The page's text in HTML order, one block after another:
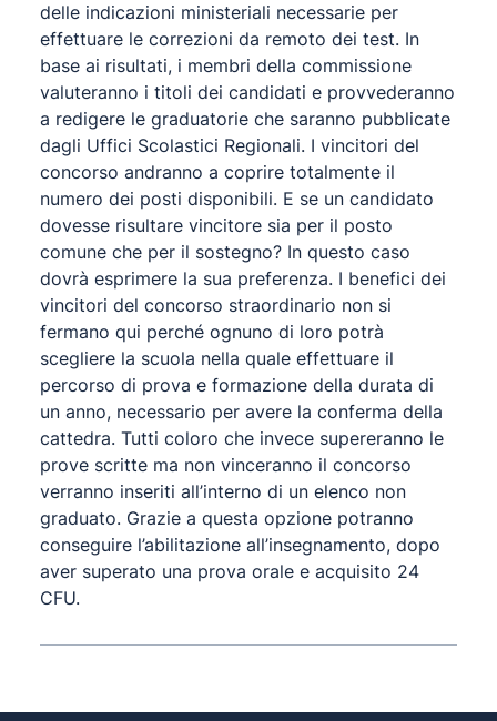
delle indicazioni ministeriali necessarie per
effettuare le correzioni da remoto dei test. In
base ai risultati, i membri della commissione
valuteranno i titoli dei candidati e provvederanno
a redigere le graduatorie che saranno pubblicate
dagli Uffici Scolastici Regionali. I vincitori del
concorso andranno a coprire totalmente il
numero dei posti disponibili. E se un candidato
dovesse risultare vincitore sia per il posto
comune che per il sostegno? In questo caso
dovrà esprimere la sua preferenza. I benefici dei
vincitori del concorso straordinario non si
fermano qui perché ognuno di loro potrà
scegliere la scuola nella quale effettuare il
percorso di prova e formazione della durata di
un anno, necessario per avere la conferma della
cattedra. Tutti coloro che invece supereranno le
prove scritte ma non vinceranno il concorso
verranno inseriti all’interno di un elenco non
graduato. Grazie a questa opzione potranno
conseguire l’abilitazione all’insegnamento, dopo
aver superato una prova orale e acquisito 24
CFU.